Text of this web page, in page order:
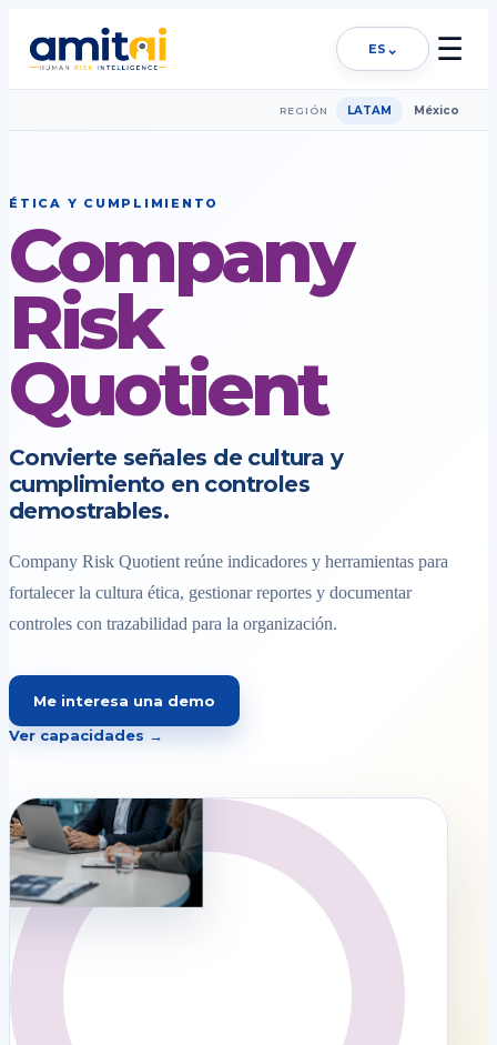
ES ⌄ ☰
REGIÓN LATAM México
ÉTICA Y CUMPLIMIENTO
Company
Risk
Quotient
Convierte señales de cultura y
cumplimiento en controles
demostrables.
Company Risk Quotient reúne indicadores y herramientas para
fortalecer la cultura ética, gestionar reportes y documentar
controles con trazabilidad para la organización.
Me interesa una demo
Ver capacidades →